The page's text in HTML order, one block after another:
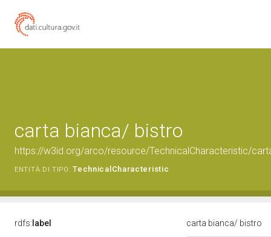
carta bianca/ bistro
https://w3id.org/arco/resource/TechnicalCharacteristic/
ENTITÀ DI TIPO: TechnicalCharacteristic
rdfs: label carta bianca/ bistro